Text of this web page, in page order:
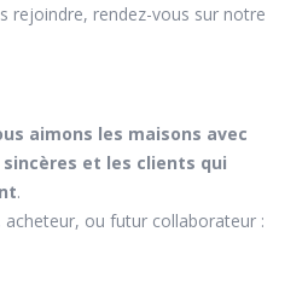
rejoindre, rendez-vous sur notre
aimons les maisons avec
et les clients qui
.
acheteur, ou futur collaborateur :